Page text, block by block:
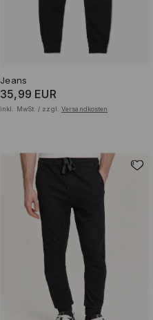
Jeans
35,99 EUR
inkl. MwSt. / zzgl. Versandkosten